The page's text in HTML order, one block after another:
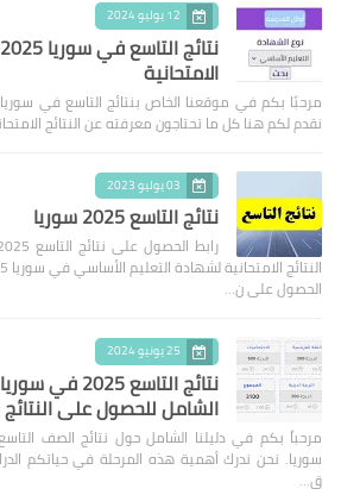
12 يوليو 2024
الامتحانية
نقدم لكم هنا كل ما تحتاجون معرفته عن النتائج
03 يوليو 2023
نتائج التاسع 2025 سوريا
الحصول على ن…
25 يونيو 2024
نتائج التاسع 2025
الشامل للحصول على
سوريا. نحن ندرك أهمية هذه المرحلة في حياتكم
ق…